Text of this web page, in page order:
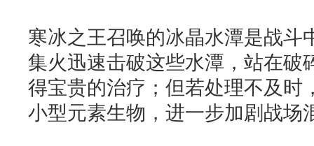
寒冰之王召唤的冰晶水潭是战斗
集火迅速击破这些水潭，站在破
得宝贵的治疗；但若处理不及时
小型元素生物，进一步加剧战场